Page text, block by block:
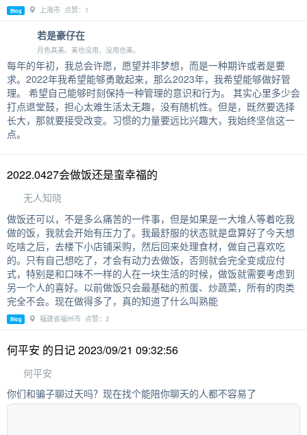
Blog 上海市 点赞：1
若是豪仔在
月色真美。美也没用，没用也美。
每年的年初，我总会许愿，愿望并非梦想，而是一种期许或者是要
求。2022年我希望能够勇敢起来，那么2023年，我希望能够做好管
理。 希望自己能够时刻保持一种管理的意识和行为。 其实心里多少会
打点退堂鼓，担心太难生活太无趣，没有随机性。但是，既然要选择
长大，那就要接受改变。习惯的力量要远比兴趣大，我始终坚信这一
点。
2022.0427会做饭还是蛮幸福的
无人知晓
做饭还可以，不是多么痛苦的一件事，但是如果是一大堆人等着吃我
做的饭，我就会开始有压力了。我最舒服的状态就是盘算好了今天想
吃啥之后，去楼下小店铺采购，然后回来处理食材，做自己喜欢吃
的。只有自己想吃了，才会有动力去做饭，否则就会完全变成应付
式，特别是和口味不一样的人在一块生活的时候，做饭就需要考虑到
另一个人的喜好。以前做饭只会最基础的煎蛋、炒蔬菜，所有的肉类
完全不会。现在做得多了，真的知道了什么叫熟能
Blog 福建省福州市 点赞：2
何平安 的日记 2023/09/21 09:32:56
何平安
你们和骗子聊过天吗？现在找个能陪你聊天的人都不容易了